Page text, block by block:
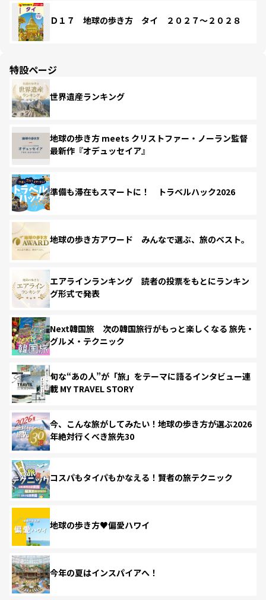
Ｄ１７ 地球の歩き方 タイ ２０２７～２０２８
特設ページ
世界遺産ランキング
地球の歩き方 meets クリストファー・ノーラン監督
最新作『オデュッセイア』
準備も滞在もスマートに！ トラベルハック2026
地球の歩き方アワード みんなで選ぶ、旅のベスト。
エアラインランキング 読者の投票をもとにランキン
グ形式で発表
Next韓国旅 次の韓国旅行がもっと楽しくなる 旅先・
グルメ・テクニック
旬な“あの人”が「旅」をテーマに語るインタビュー連
載 MY TRAVEL STORY
今、こんな旅がしてみたい！地球の歩き方が選ぶ2026
年絶対行くべき旅先30
コスパもタイパもかなえる！賢者の旅テクニック
地球の歩き方♥偏愛ハワイ
今年の夏はインスパイアへ！